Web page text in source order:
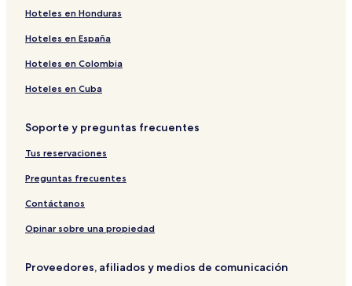
Hoteles en Honduras
Hoteles en España
Hoteles en Colombia
Hoteles en Cuba
Soporte y preguntas frecuentes
Tus reservaciones
Preguntas frecuentes
Contáctanos
Opinar sobre una propiedad
Proveedores, afiliados y medios de comunicación